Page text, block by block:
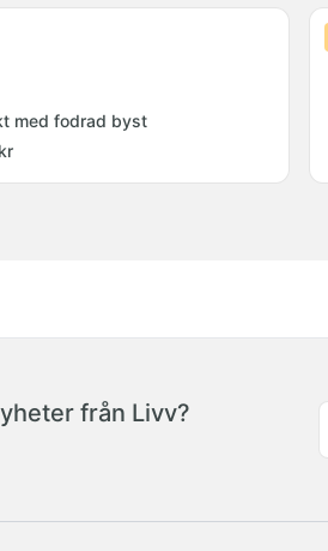
med fodrad byst
från Livv?